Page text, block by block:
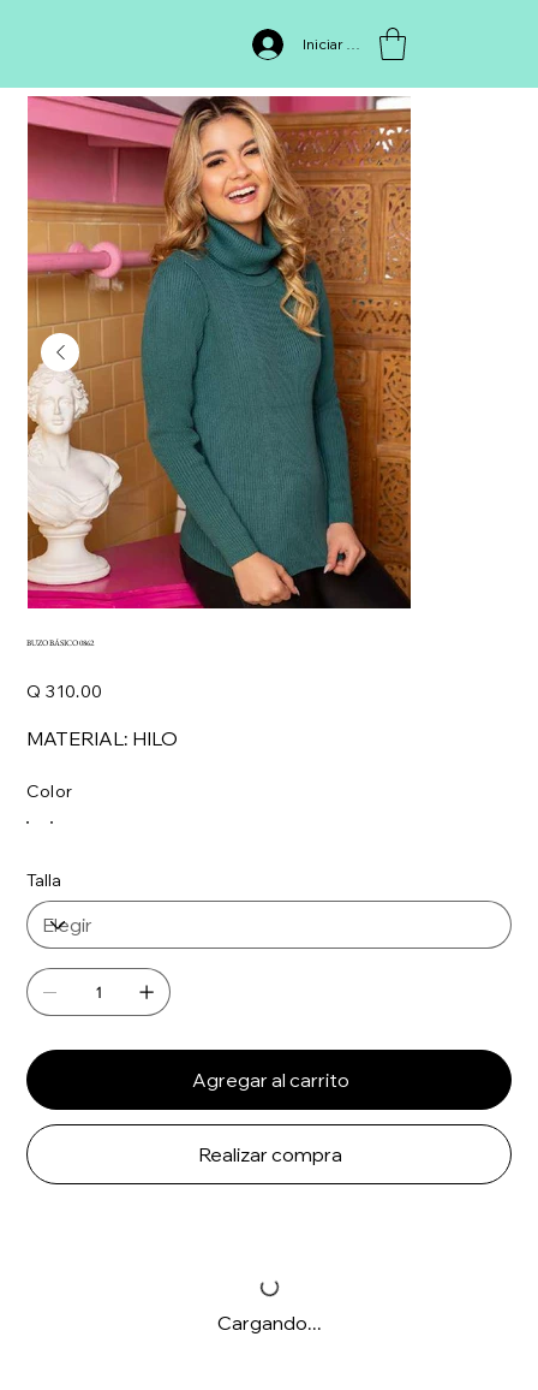
Iniciar sesión
BUZO BÁSICO 0862
BUZO BÁSICO 0862
Q 310.00
MATERIAL: HILO
Color
Talla
Agregar al carrito
Realizar compra
Cargando...